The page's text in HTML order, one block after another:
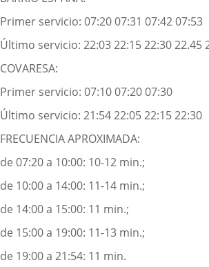
Primer servicio: 07:20 07:31 07:42 07:53
Último servicio: 22:03 22:15 22:30 22.45
COVARESA:
Primer servicio: 07:10 07:20 07:30
Último servicio: 21:54 22:05 22:15 22:30
FRECUENCIA APROXIMADA:
de 07:20 a 10:00: 10-12 min.;
de 10:00 a 14:00: 11-14 min.;
de 14:00 a 15:00: 11 min.;
de 15:00 a 19:00: 11-13 min.;
de 19:00 a 21:54: 11 min.